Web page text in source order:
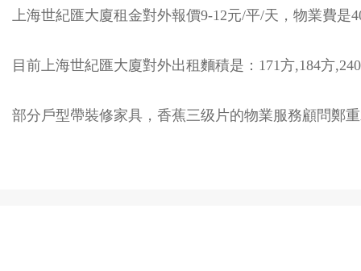
上海世紀匯大廈租金對外報價9-12元/平/天，物業費是
目前上海世紀匯大廈對外出租麵積是：171方,184方
部分戶型帶裝修家具，香蕉三级片的物業服務顧問鄭重承